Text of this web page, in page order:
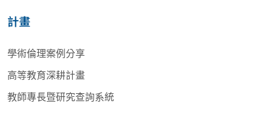
計畫
學術倫理案例分享
高等教育深耕計畫
教師專長暨研究查詢系統